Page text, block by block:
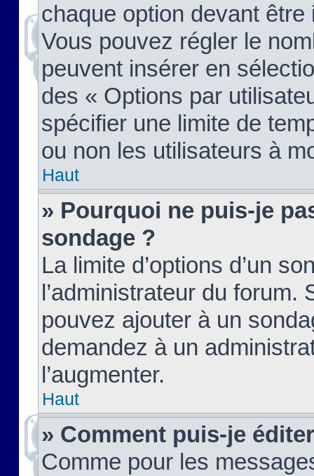
chaque option devant
Vous pouvez régler le
peuvent insérer en
des « Options par
spécifier une limite de
ou non les utilisateurs à
Haut
» Pourquoi ne puis-je
sondage ?
La limite d’options d’un
l’administrateur du forum.
pouvez ajouter à un
demandez à un
l’augmenter.
Haut
» Comment puis-je
Comme pour les